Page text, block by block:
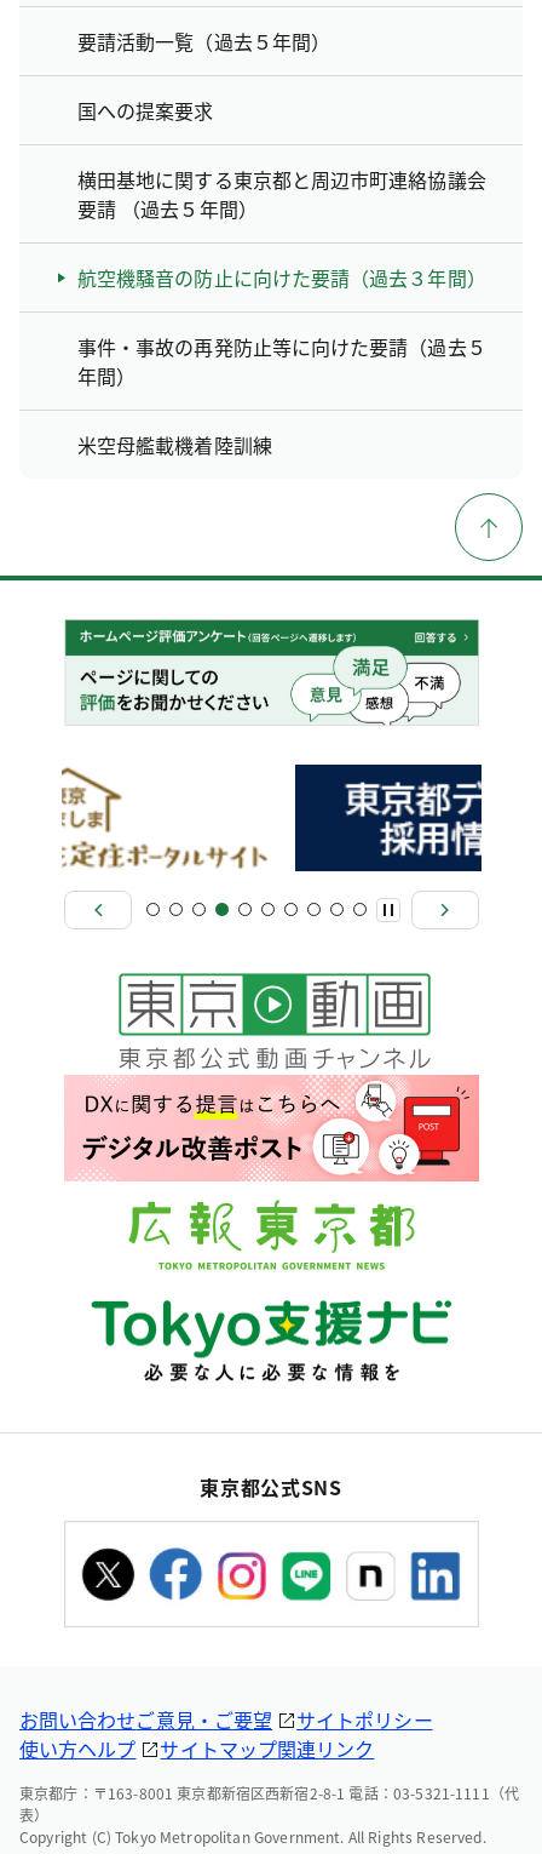
要請活動一覧（過去５年間）
国への提案要求
横田基地に関する東京都と周辺市町連絡協議会
要請 （過去５年間）
航空機騒音の防止に向けた要請（過去３年間）
事件・事故の再発防止等に向けた要請（過去５
年間）
米空母艦載機着陸訓練
東京都公式SNS
お問い合わせご意見・ご要望
サイトポリシー
使い方ヘルプ
サイトマップ関連リンク
東京都庁：〒163-8001 東京都新宿区西新宿2-8-1 電話：03-5321-1111（代
表）
Copyright (C) Tokyo Metropolitan Government. All Rights Reserved.